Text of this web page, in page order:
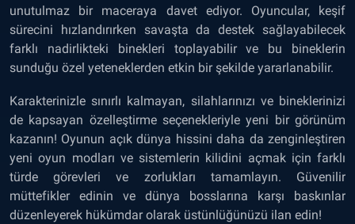
unutulmaz bir maceraya davet ediyor. Oyuncular, keşif
sürecini hızlandırırken savaşta da destek sağlayabilecek
farklı nadirlikteki binekleri toplayabilir ve bu bineklerin
sunduğu özel yeteneklerden etkin bir şekilde yararlanabilir.
Karakterinizle sınırlı kalmayan, silahlarınızı ve bineklerinizi
de kapsayan özelleştirme seçenekleriyle yeni bir görünüm
kazanın! Oyunun açık dünya hissini daha da zenginleştiren
yeni oyun modları ve sistemlerin kilidini açmak için farklı
türde görevleri ve zorlukları tamamlayın. Güvenilir
müttefikler edinin ve dünya bosslarına karşı baskınlar
düzenleyerek hükümdar olarak üstünlüğünüzü ilan edin!